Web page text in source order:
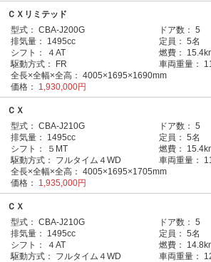
ＣＸリミテッド
型式： CBA-J200G ドア数： 5
排気量：
1495cc 定員： 5名
シフト：
４AT 燃費：
駆動方式：
FR 車両重量：
全長×全幅×全高： 4005×1695×1690mm
価格：
1,930,000円
ＣＸ
型式： CBA-J210G ドア数： 5
排気量：
1495cc 定員： 5名
シフト：
５MT 燃費：
駆動方式：
フルタイム４WD 車両重量：
全長×全幅×全高： 4005×1695×1705mm
価格：
1,935,000円
ＣＸ
型式： CBA-J210G ドア数： 5
排気量：
1495cc 定員： 5名
シフト：
４AT 燃費：
駆動方式：
フルタイム４WD 車両重量：